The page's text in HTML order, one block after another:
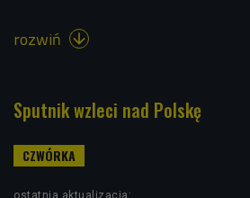
rozwiń 
Sputnik wzleci nad Polskę
ostatnia aktualizacja: